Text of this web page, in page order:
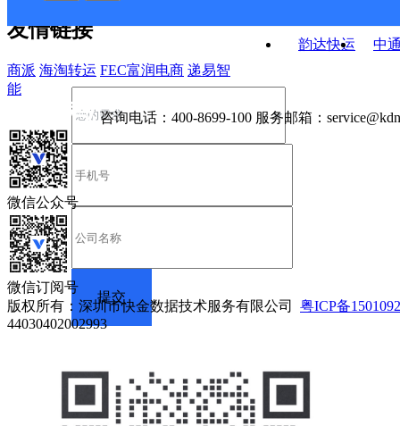
韵达快运
中
友情链接
商派 海淘转运 FEC富润电商 递易智
能
咨询电话： 400-8699-100 服务邮箱：
微信公众号
微信订阅号
版权所有：深圳市快金数据技术服务有限公司 粤ICP备
44030402002993